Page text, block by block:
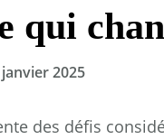
qui
2025
des défis